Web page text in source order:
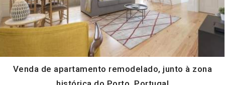
Venda de apartamento remodelado, junto à zona